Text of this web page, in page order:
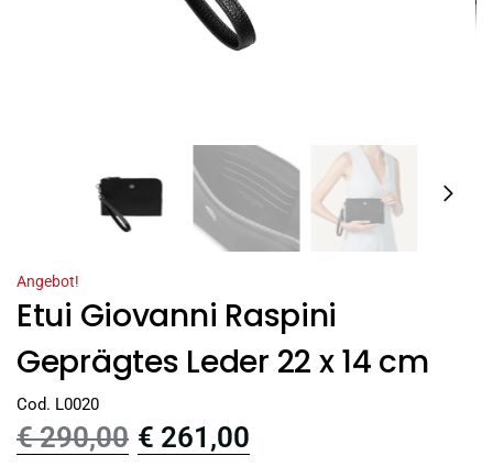
Angebot!
Etui Giovanni Raspini
Geprägtes Leder 22 x 14 cm
Cod. L0020
€290,00 € 261,00